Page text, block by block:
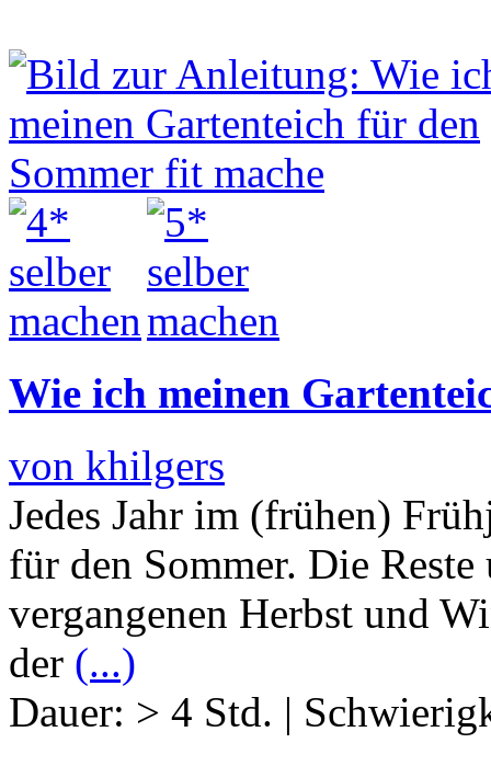
Wie ich meinen
von khilgers
Jedes Jahr im (frühen)
für den Sommer. Die
vergangenen Herbst und
der (...)
Dauer: > 4 Std. |